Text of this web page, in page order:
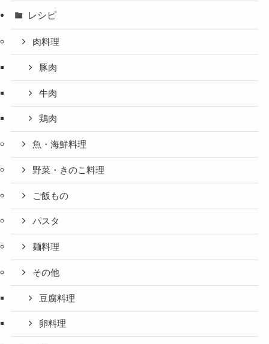
レシピ
肉料理
豚肉
牛肉
鶏肉
魚・海鮮料理
野菜・きのこ料理
ご飯もの
パスタ
麺料理
その他
豆腐料理
卵料理